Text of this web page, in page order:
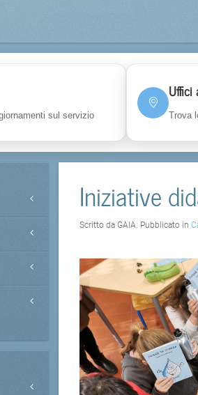
sul servizio Trova
Iniziative
Scritto da GAIA. Pubblicato in